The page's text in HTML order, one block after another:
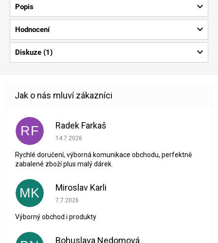
Popis
Hodnocení
Diskuze (1)
RF Radek Farkaš
Hodnocení obchodu je 5 z 5 hvězdiček.
14.7.2026
Rychlé doručení, výborná komunikace obchodu, perfektně
zabalené zboží plus malý dárek.
MK Miroslav Karli
Hodnocení obchodu je 5 z 5 hvězdiček.
7.7.2026
Výborný obchod i produkty
Bohuslava Nedomová